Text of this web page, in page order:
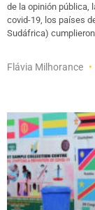
de la opinión pública,
covid-19, los países
Sudáfrica)
Flávia Milhorance